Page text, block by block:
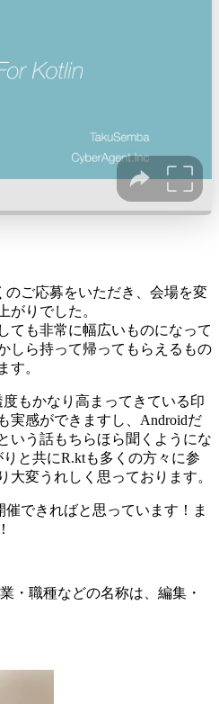
のご応募をいただき、会場を変
がりでした。
ても非常に幅広いものになって
しら持って帰ってもらえるもの
す。
もかなり高まってきている印
実感ができますし、Androidだ
いう話もちらほら聞くようにな
と共にR.ktも多くの方々に参
大変うれしく思っております。
できればと思っています！ま
・職種などの名称は、編集・